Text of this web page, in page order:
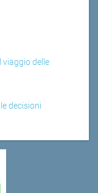
viaggio delle
decisioni